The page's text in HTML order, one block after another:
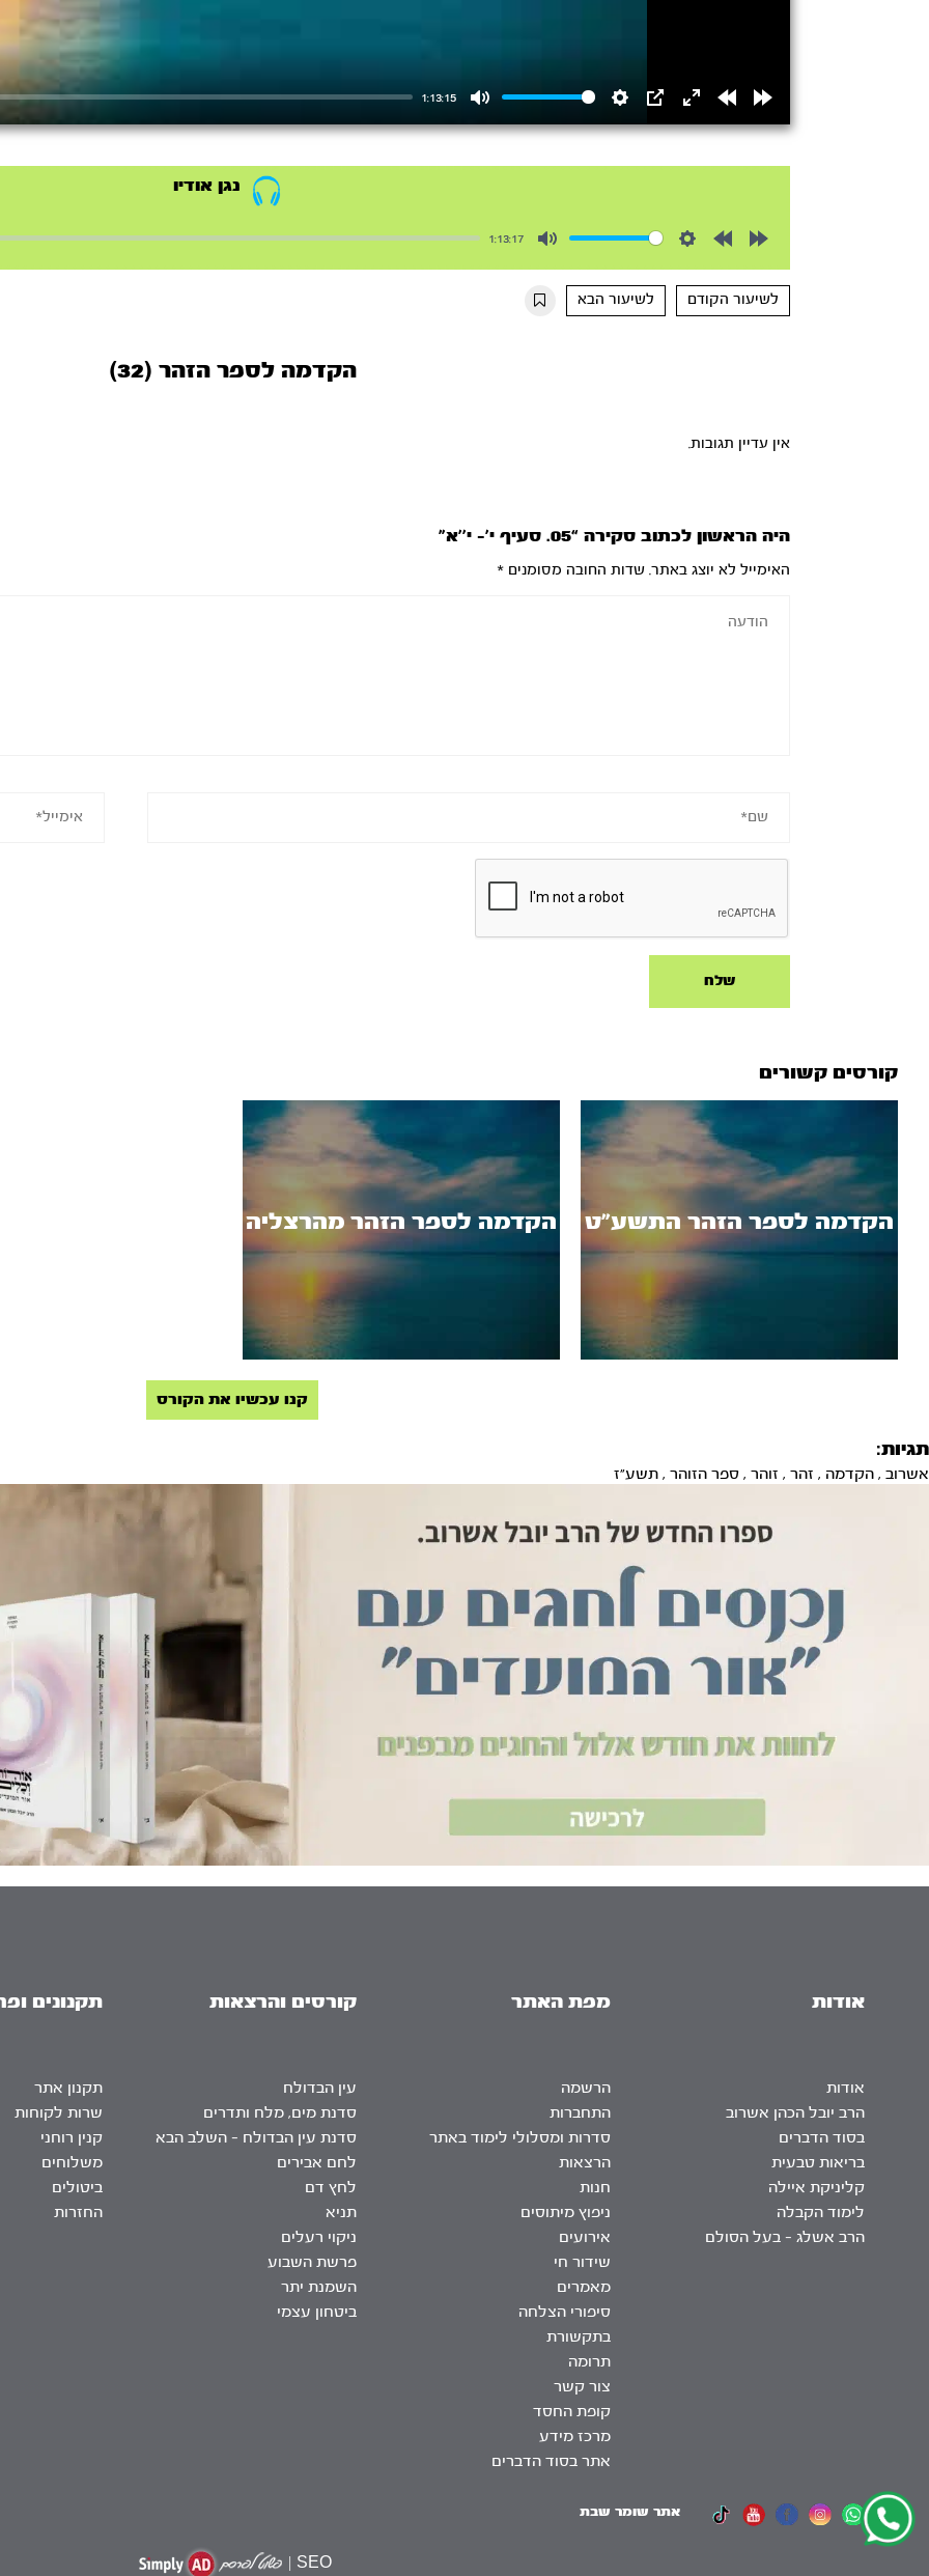
1:13:15
נגן אודיו
1:13:17
10s
10s
לשיעור הקודם
לשיעור הבא
הקדמה לספר הזהר (32)
אין עדיין תגובות.
היה הראשון לכתוב סקירה “05. סעיף י’- י’’א”
האימייל לא יוצג באתר. שדות החובה מסומנים*
קורסים קשורים
הקדמה לספר הזהר התשע"ט הקדמה לספר הזהר מהרצליה
קנו עכשיו את הקורס
תגיות:
אשרוב , הקדמה , זהר , זוהר , ספר הזוהר , תשע"ז
אודות
אודות
הרב יובל הכהן אשרוב
בסוד הדברים
בריאות טבעית
קליניקת איילה
לימוד הקבלה
הרב אשלג – בעל הסולם
מפת האתר
הרשמה
התחברות
סדרות ומסלולי לימוד באתר
הרצאות
חנות
ניפוץ מיתוסים
אירועים
שידור חי
מאמרים
סיפורי הצלחה
בתקשורת
תרומה
צור קשר
קופת החסד
מרכז מידע
אתר בסוד הדברים
קורסים והרצאות
עין הבדולח
סדנת מים, מלח ותדרים
סדנת עין הבדולח – השלב הבא
לחם אבירים
לחץ דם
תניא
ניקוי רעלים
פרשת השבוע
השמנת יתר
ביטחון עצמי
תקנונים
תקנון אתר
שרות לקוחות
קנין רוחני
משלוחים
ביטולים
החזרות
אתר שומר שבת
SEO